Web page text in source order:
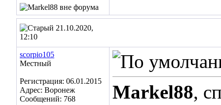
21.10.2020,
12:10
scorpio105
Местный
Регистрация: 06.01.2015
Адрес: Воронеж
Сообщений: 768
Markel88,